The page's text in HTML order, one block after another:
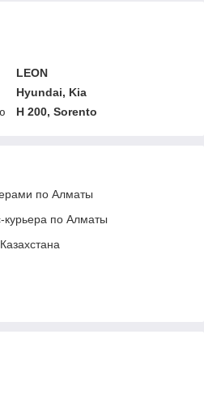
LEON
Hyundai, Kia
H 200, Sorento
по Алматы
курьера по Алматы